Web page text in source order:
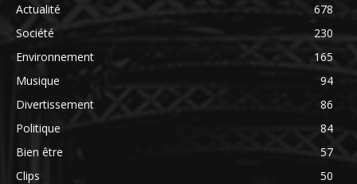
Actualité
678
Société
230
Environnement
165
Musique
94
Divertissement
86
Politique
84
Bien être
57
Clips
50